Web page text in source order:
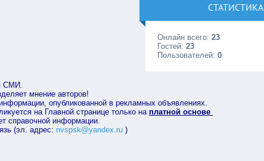
СТАТИСТИКА
Онлайн всего:23
Гостей:23
Пользователей:0
СМИ.
мнение авторов!
опубликованной в рекламных объявлениях.
на Главной странице только на платной основе
справочной информации.
(эл. адрес: nvspsk@yandex.ru)